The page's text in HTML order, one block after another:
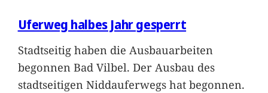
Uferweg halbes Jahr gesperrt
Stadtseitig haben die Ausbauarbeiten
begonnen Bad Vilbel. Der Ausbau des
stadtseitigen Niddauferwegs hat begonnen.